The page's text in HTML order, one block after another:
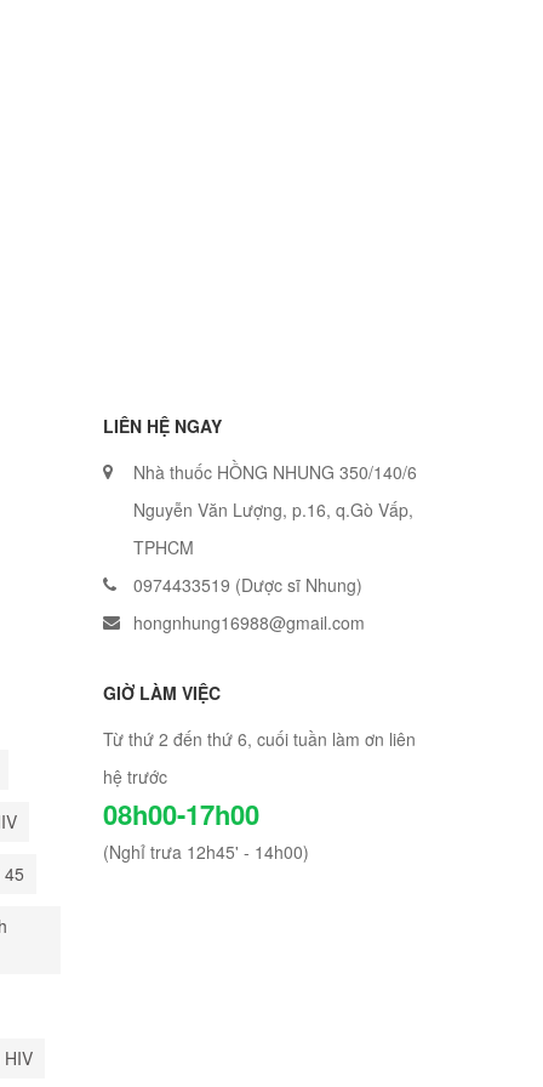
LIÊN HỆ NGAY
Nhà thuốc HỒNG NHUNG 350/140/6
Nguyễn Văn Lượng, p.16, q.Gò Vấp,
TPHCM
0974433519 (Dược sĩ Nhung)
hongnhung16988@gmail.com
GIỜ LÀM VIỆC
Từ thứ 2 đến thứ 6, cuối tuần làm ơn liên
hệ trước
08h00-17h00
(Nghỉ trưa 12h45' - 14h00)